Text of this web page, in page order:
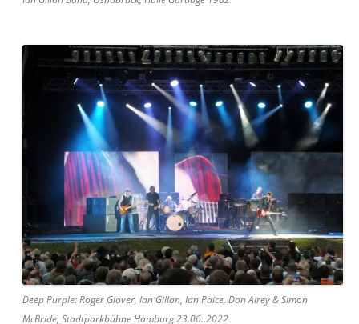
Deep Purple: Roger Glover, Ian Gillan, Ian Paice, Don Airey & Simon
McBride, Stadtparkbühne Hamburg 23.06..2022